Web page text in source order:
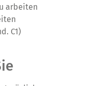
arbeiten
C1)